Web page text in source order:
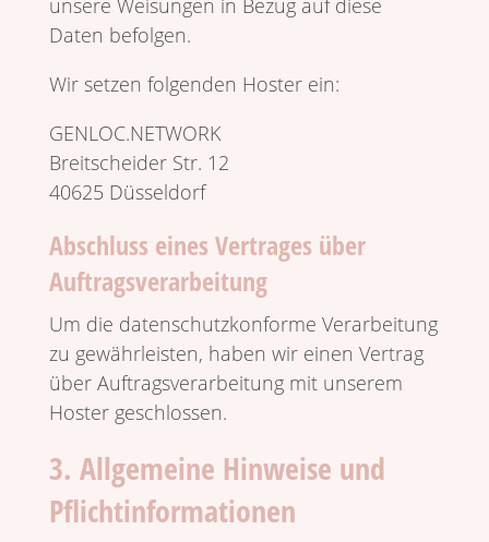
unsere Weisungen in Bezug auf diese
Daten befolgen.
Wir setzen folgenden Hoster ein:
GENLOC.NETWORK
Breit­scheider Str. 12
40625 Düssel­dorf
Abschluss eines Vertrages über
Auftragsverarbeitung
Um die daten­schutz­kon­forme Verar­bei­tung
zu gewähr­lei­sten, haben wir einen Vertrag
über Auftrags­ver­ar­bei­tung mit unserem
Hoster geschlossen.
3. Allgemeine Hinweise und
Pflichtinformationen